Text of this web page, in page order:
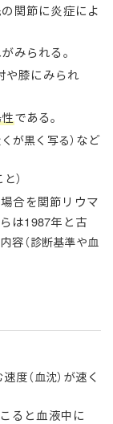
関節に炎症によ
みられる。
や膝にみられ
である。
が黒く写る） など
）
合を関節リウマ
は1987年と古
容（診断基準や血
度（血沈） が速く
ると血液中に